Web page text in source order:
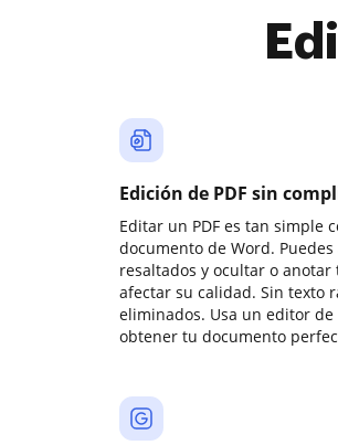
Edición de PDF sin
Editar un PDF es tan simple
documento de Word.
resaltados y ocultar o
afectar su calidad. Sin texto
eliminados. Usa un editor de
obtener tu documento